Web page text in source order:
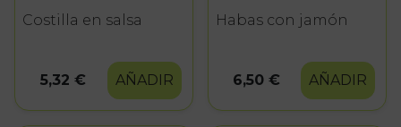
Costilla en salsa
5,32 € AÑADIR
Habas con jamón
6,50 € AÑADIR